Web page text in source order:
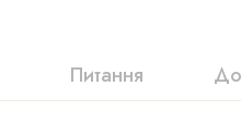
Питання